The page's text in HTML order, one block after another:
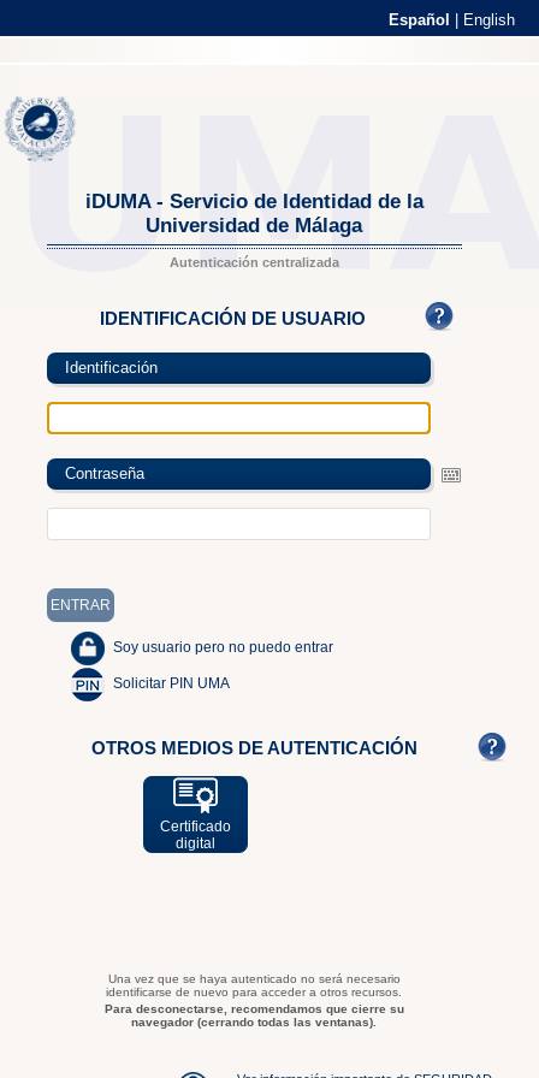
Español English
iDUMA - Servicio de Identidad de la
Universidad de Málaga
Autenticación centralizada
IDENTIFICACIÓN DE USUARIO
Identificación
Contraseña
Soy usuario pero no puedo entrar
Solicitar PIN UMA
OTROS MEDIOS DE AUTENTICACIÓN
Certificado
digital
Una vez que se haya autenticado no será necesario
identificarse de nuevo para acceder a otros recursos.
Para desconectarse, recomendamos que cierre su
navegador (cerrando todas las ventanas).